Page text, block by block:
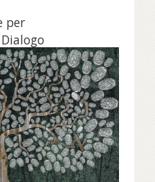
per
Conferenza
promuove
delle
sono in Italia -
Parrocchie
in Italia,
di Italia e
Ecumenico di